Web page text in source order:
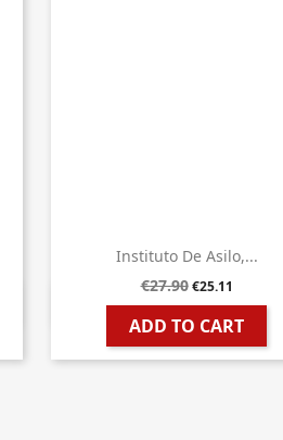
Instituto De Asilo,...
€27.90 €25.11
ADD TO CART
 Quick view